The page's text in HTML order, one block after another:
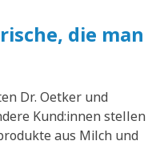
die man
Dr. Oetker und
Kund:innen stellen
aus Milch und